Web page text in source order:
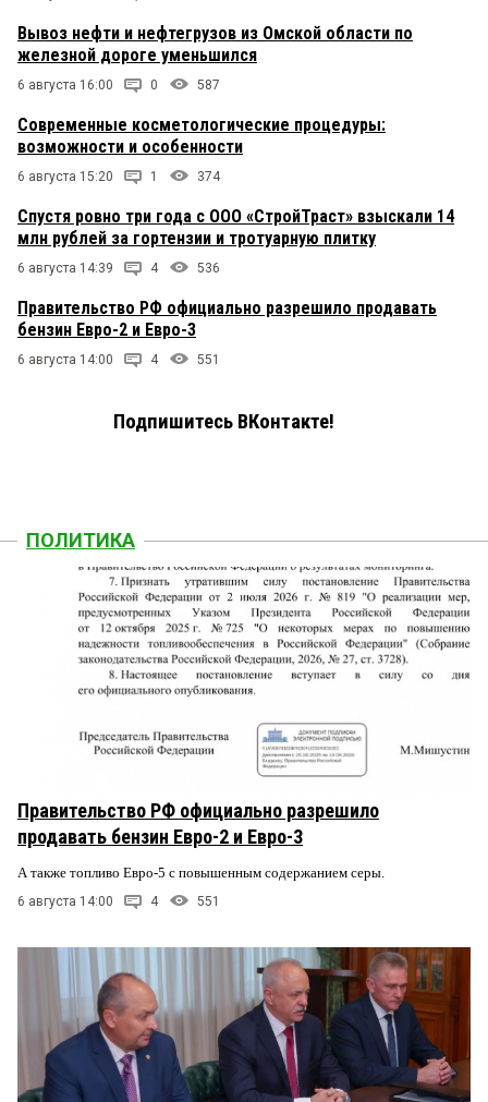
Вывоз нефти и нефтегрузов из Омской области по
железной дороге уменьшился
6 августа 16:00 0 587
Современные косметологические процедуры:
возможности и особенности
6 августа 15:20 1 374
Спустя ровно три года с ООО «СтройТраст» взыскали 14
млн рублей за гортензии и тротуарную плитку
6 августа 14:39 4 536
Правительство РФ официально разрешило продавать
бензин Евро-2 и Евро-3
6 августа 14:00 4 551
Подпишитесь ВКонтакте!
ПОЛИТИКА
Правительство РФ официально разрешило
продавать бензин Евро-2 и Евро-3
А также топливо Евро-5 с повышенным содержанием серы.
6 августа 14:00 4 551